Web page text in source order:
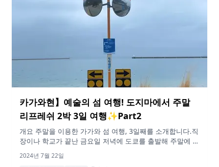
카가와현】예술의 섬 여행! 도지마에서 주말
리프레쉬 2박 3일 여행✨Part2
개요 주말을 이용한 가가와 섬 여행, 3일째를 소개합니다.직
장이나 학교가 끝난 금요일 저녁에 도쿄를 출발해 주말에 섬
외로 쉽게 갈 수 있는 곳이에요! 마지막 날은 가가와현의 예
2024년 7월 22일